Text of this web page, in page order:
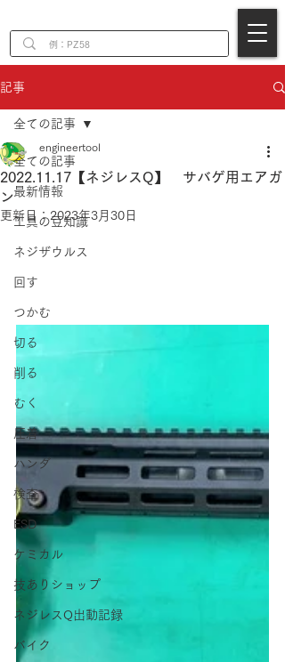
記事
全ての記事
最新情報
工具の豆知識
ネジザウルス
回す
つかむ
切る
削る
むく
圧着
ハンダ
検査
ESD
ケミカル
技ありショップ
ネジレスQ出動記録
バイク
全ての記事
2022.11.17【ネジレスQ】 サバゲ用エアガ
ン
engineertool
更新日： 2023年3月30日